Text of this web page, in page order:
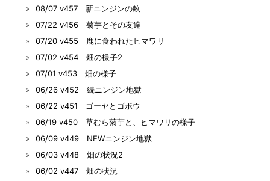
08/07 v457 新ニンジンの畝
07/22 v456 菊芋とその友達
07/20 v455 鹿に食われたヒマワリ
07/02 v454 畑の様子2
07/01 v453 畑の様子
06/26 v452 続ニンジン地獄
06/22 v451 ゴーヤとゴボウ
06/19 v450 草むら菊芋と、ヒマワリの様子
06/09 v449 NEWニンジン地獄
06/03 v448 畑の状況2
06/02 v447 畑の状況